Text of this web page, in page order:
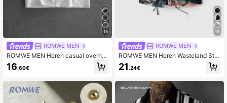
15
ROMWE MEN
ROMWE MEN Heren casual overhe
md met korte mouwen en gedecons
trueerd design
16.60€
16
ROMWE MEN
ROMWE MEN Heren Wasteland Stijl
Versleten Losse Overhemd
21 .24€